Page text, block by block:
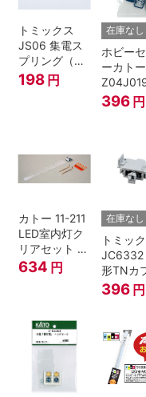
トミックス
JS06 集電ス
プリング（Ｌ
=7.5mm・4個
入） 鉄道模型
198 円
在庫なし
ホビー
ーカトー
モハ115
賀色 ジ
396 円
カトー 11-211
LED室内灯ク
リアセット N
ゲージ
634 円
在庫なし
トミッ
JC6332
形TNカ
(SPグレ
連付・
396 円